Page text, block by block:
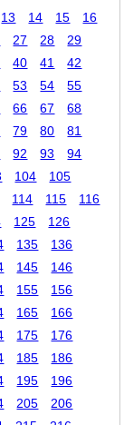
13 14 15
16
27 28
29
40 41
42
53 54
55
66 67
68
79 80
81
92 93
94
104
105
114 115
116
125
126
135
136
145
146
155
156
165
166
175
176
185
186
195
196
205
206